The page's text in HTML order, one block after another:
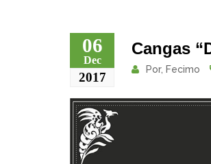
06
Dec
2017
Cangas
Por, Fecimo